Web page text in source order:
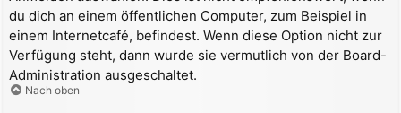
du dich an einem öffentlichen Computer, zum Beispiel in
einem Internetcafé, befindest. Wenn diese Option nicht zur
Verfügung steht, dann wurde sie vermutlich von der Board-
Administration ausgeschaltet.
Nach oben